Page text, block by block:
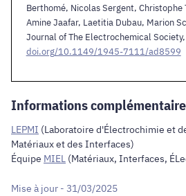
Berthomé, Nicolas Sergent, Christophe
Amine Jaafar, Laetitia Dubau, Marion
Journal of The Electrochemical
doi.org/10.1149/1945-7111/ad8599
Informations
LEPMI (Laboratoire d'Électrochimie et
Matériaux et des Interfaces)
Équipe MIEL (Matériaux, Interfaces,
Mise à jour - 31/03/2025